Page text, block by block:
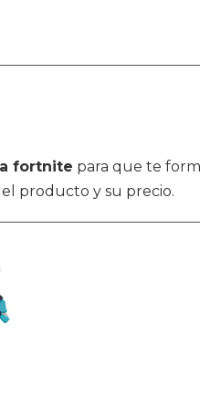
fortnite para que te
producto y su precio.